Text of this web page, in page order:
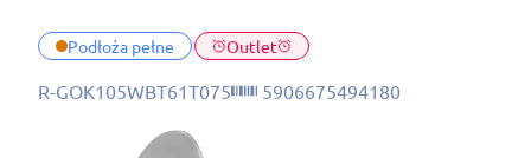
Podłoża pełne Outlet
R-GOK105WBT61T075 5906675494180